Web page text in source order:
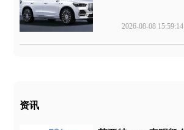
2026-08-08 15:59:14
资讯